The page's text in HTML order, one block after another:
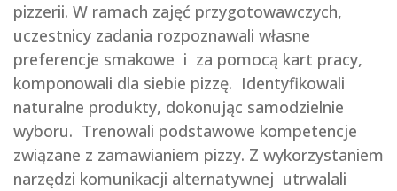
pizzerii. W ramach zajęć przygotowawczych,
uczestnicy zadania rozpoznawali własne
preferencje smakowe i za pomocą kart pracy,
komponowali dla siebie pizzę. Identyfikowali
naturalne produkty, dokonując samodzielnie
wyboru. Trenowali podstawowe kompetencje
związane z zamawianiem pizzy. Z wykorzystaniem
narzędzi komunikacji alternatywnej utrwalali